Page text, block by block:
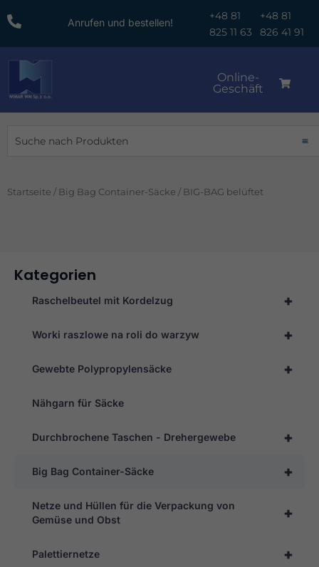
Inhalt
Anrufen und bestellen!
+48 81
825 11 63
+48 81
826 41 91
Online-
Geschäft
Startseite / Big Bag Container-Säcke / BIG-BAG belüftet
Kategorien
+
Raschelbeutel mit Kordelzug
+
Worki raszlowe na roli do warzyw
+
Gewebte Polypropylensäcke
Nähgarn für Säcke
+
Durchbrochene Taschen - Drehergewebe
+
Big Bag Container-Säcke
+
Netze und Hüllen für die Verpackung von
Gemüse und Obst
+
Palettiernetze